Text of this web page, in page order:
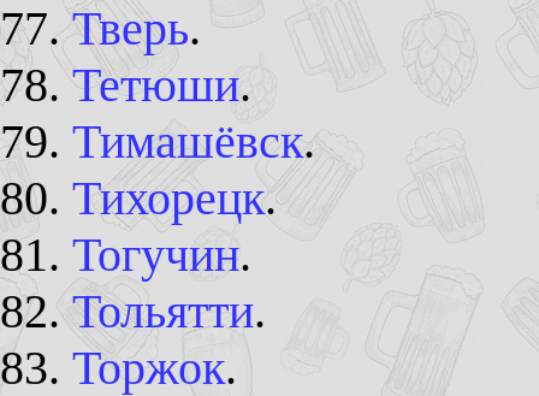
Тверь.
Тетюши.
Тимашёвск.
Тихорецк.
Тогучин.
Тольятти.
Торжок.